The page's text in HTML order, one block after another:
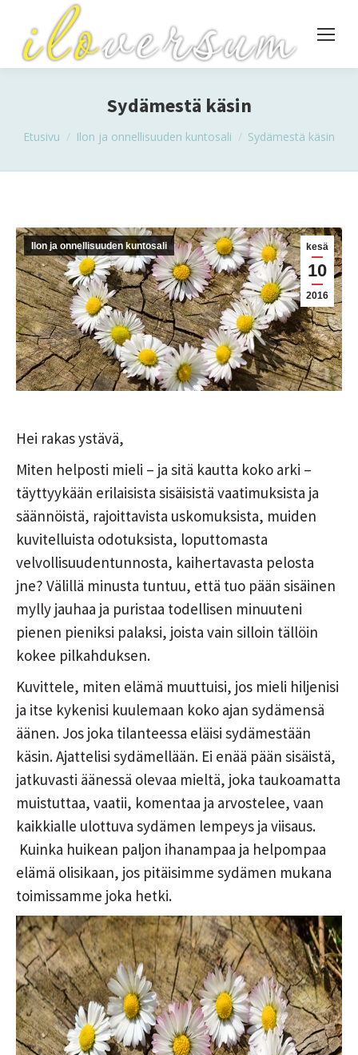
Sydämestä käsin
You are here:
Etusivu Ilon ja onnellisuuden kuntosali Sydämestä käsin
kesä
10
2016
Ilon ja onnellisuuden kuntosali
Hei rakas ystävä,
Miten helposti mieli – ja sitä kautta koko arki –
täyttyykään erilaisista sisäisistä vaatimuksista ja
säännöistä, rajoittavista uskomuksista, muiden
kuvitelluista odotuksista, loputtomasta
velvollisuudentunnosta, kaihertavasta pelosta
jne? Välillä minusta tuntuu, että tuo pään sisäinen
mylly jauhaa ja puristaa todellisen minuuteni
pienen pieniksi palaksi, joista vain silloin tällöin
kokee pilkahduksen.
Kuvittele, miten elämä muuttuisi, jos mieli hiljenisi
ja itse kykenisi kuulemaan koko ajan sydämensä
äänen. Jos joka tilanteessa eläisi sydämestään
käsin. Ajattelisi sydämellään. Ei enää pään sisäistä,
jatkuvasti äänessä olevaa mieltä, joka taukoamatta
muistuttaa, vaatii, komentaa ja arvostelee, vaan
kaikkialle ulottuva sydämen lempeys ja viisaus.
Kuinka huikean paljon ihanampaa ja helpompaa
elämä olisikaan, jos pitäisimme sydämen mukana
toimissamme joka hetki.